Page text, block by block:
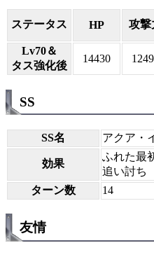
ステータス HP 攻撃
Lv70＆
タス強化後
14430
SS
SS名 アクア・
効果
ふれた最
追い討ち
ターン数
14
友情